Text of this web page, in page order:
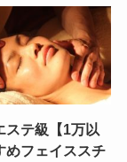
ステ級【1万以
めフェイススチ